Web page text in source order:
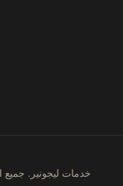
© 2025 خدمات ليجونير.